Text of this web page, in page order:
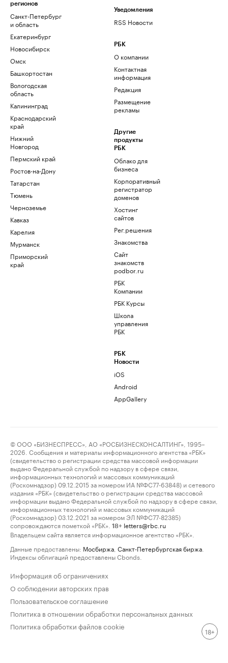
регионов
Санкт-Петербург
и область
Екатеринбург
Новосибирск
Омск
Башкортостан
Вологодская
область
Калининград
Краснодарский
край
Нижний
Новгород
Пермский край
Ростов-на-Дону
Татарстан
Тюмень
Черноземье
Кавказ
Карелия
Мурманск
Приморский
край
Уведомления
RSS Новости
РБК
О компании
Контактная
информация
Редакция
Размещение
рекламы
Другие
продукты
РБК
Облако для
бизнеса
Корпоративный
регистратор
доменов
Хостинг
сайтов
Рег.решения
Знакомства
Сайт
знакомств
podbor.ru
РБК
Компании
РБК Курсы
Школа
управления
РБК
РБК
Новости
iOS
Android
AppGallery
© ООО «БИЗНЕСПРЕСС», АО «РОСБИЗНЕСКОНСАЛТИНГ», 1995–
2026. Сообщения и материалы информационного агентства «РБК»
(свидетельство о регистрации средства массовой информации
выдано Федеральной службой по надзору в сфере связи,
информационных технологий и массовых коммуникаций
(Роскомнадзор) 09.12.2015 за номером ИА №ФС77-63848) и сетевого
издания «РБК» (свидетельство о регистрации средства массовой
информации выдано Федеральной службой по надзору в сфере связи,
информационных технологий и массовых коммуникаций
(Роскомнадзор) 03.12.2021 за номером ЭЛ №ФС77-82385)
сопровождаются пометкой «РБК».
18+ letters@rbc.ru
Владельцем сайта является информационное агентство «РБК».
Данные предоставлены: Мосбиржа Санкт-Петербургская биржа
Индексы облигаций предоставлены Cbonds.
Информация об ограничениях
О соблюдении авторских прав
Пользовательское соглашение
Политика в отношении обработки персональных данных
Политика обработки файлов cookie
18+